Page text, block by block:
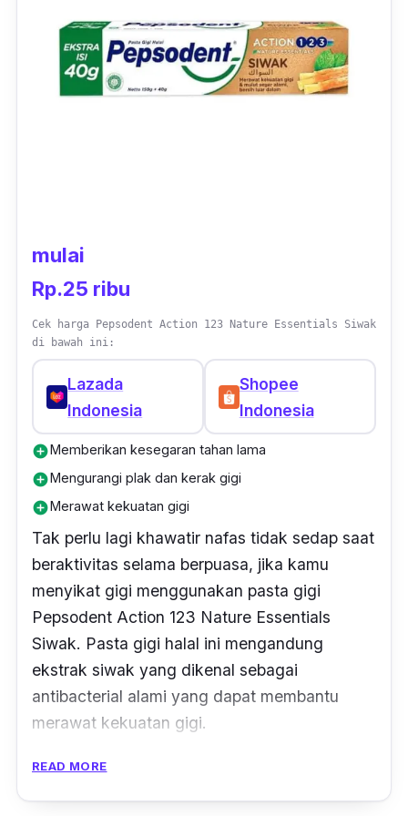
mulai
Rp.25 ribu
Cek harga Pepsodent Action 123 Nature Essentials Siwak
di bawah ini:
Lazada
Indonesia
Shopee
Indonesia
add_circleMemberikan kesegaran tahan lama
add_circleMengurangi plak dan kerak gigi
add_circleMerawat kekuatan gigi
Tak perlu lagi khawatir nafas tidak sedap saat
beraktivitas selama berpuasa, jika kamu
menyikat gigi menggunakan pasta gigi
Pepsodent Action 123 Nature Essentials
Siwak. Pasta gigi halal ini mengandung
ekstrak siwak yang dikenal sebagai
antibacterial alami yang dapat membantu
merawat kekuatan gigi.
Selain itu, Pepsodent siwak ini juga diperkaya
READ MORE